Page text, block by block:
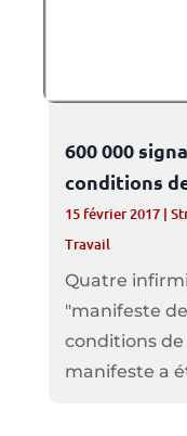
600 000
conditions
15 février 2017|
Travail
Quatre
"manifeste
conditions de
manifeste a